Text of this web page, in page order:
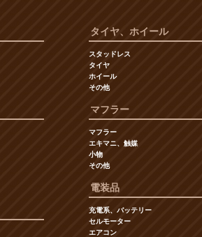
タイヤ、ホイール
スタッドレス
タイヤ
ホイール
その他
マフラー
マフラー
エキマニ、触媒
小物
その他
電装品
充電系、バッテリー
セルモーター
エアコン